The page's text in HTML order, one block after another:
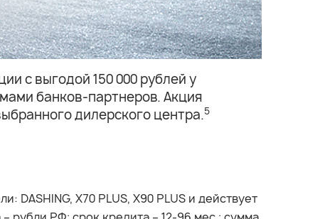
с выгодой 150 000 рублей у
банков-партнеров. Акция
дилерского центра.5
X70 PLUS, X90 PLUS и действует